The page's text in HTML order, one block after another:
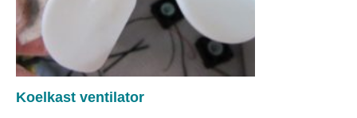
Koelkast ventilator